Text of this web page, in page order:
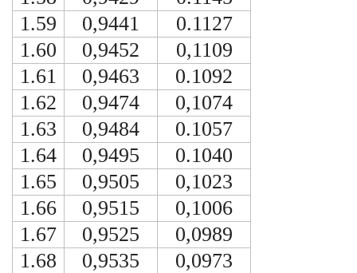
1.59
0,9441
0.1127
1.60
0,9452
0,1109
1.61
0,9463
0.1092
1.62
0,9474
0,1074
1.63
0,9484
0.1057
1.64
0,9495
0.1040
1.65
0,9505
0,1023
1.66
0,9515
0,1006
1.67
0,9525
0,0989
1.68
0,9535
0,0973